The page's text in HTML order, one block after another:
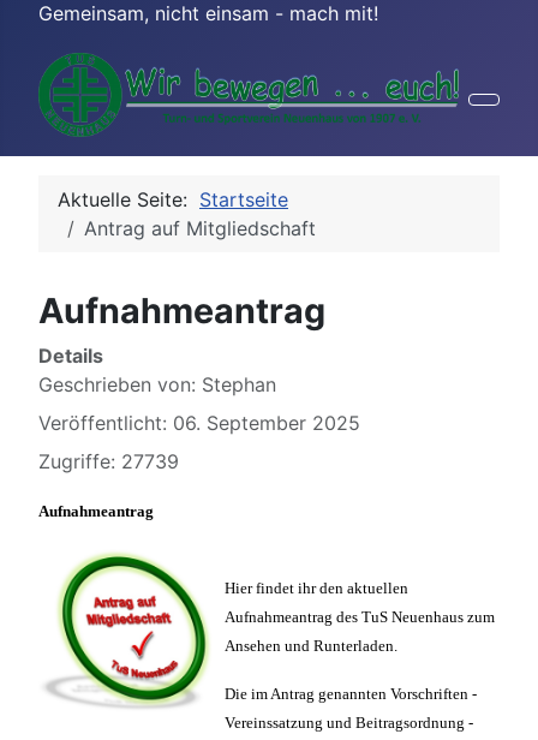
Gemeinsam, nicht einsam - mach mit!
Aktuelle Seite: Startseite
Antrag auf Mitgliedschaft
Aufnahmeantrag
Details
Geschrieben von: Stephan
Veröffentlicht: 06. September 2025
Zugriffe: 27739
Aufnahmeantrag
Hier findet ihr den aktuellen
Aufnahmeantrag des TuS Neuenhaus zum
Ansehen und Runterladen.
Die im Antrag genannten Vorschriften -
Vereinssatzung und Beitragsordnung -